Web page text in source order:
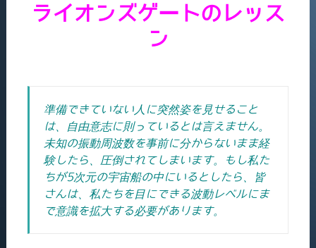
ライオンズゲートのレッス
ン
準備できていない人に突然姿を見せること
は、自由意志に則っているとは言えません。
未知の振動周波数を事前に分からないまま経
験したら、圧倒されてしまいます。もし私た
ちが5次元の宇宙船の中にいるとしたら、皆
さんは、私たちを目にできる波動レベルにま
で意識を拡大する必要があります。